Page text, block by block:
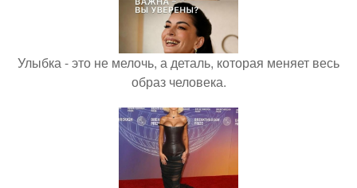
Улыбка - это не мелочь, а деталь, которая меняет весь
образ человека.